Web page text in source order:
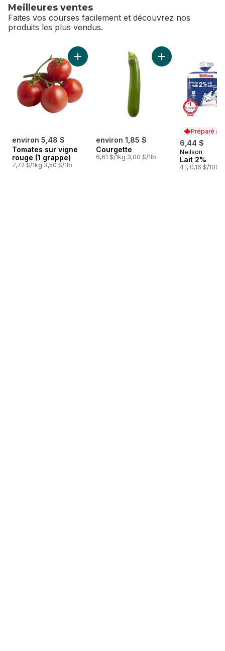
Meilleures ventes
Faites vos courses facilement et découvrez nos
produits les plus vendus.
sauter Meilleures ventes
environ 5,48 $
Tomates sur vigne
rouge (1 grappe)
7,72 $/1kg 3,50 $/1lb
Ajouter Tomates sur vigne rouge (1 grappe)
environ 1,85 $
Courgette
6,61 $/1kg 3,00 $/1lb
Ajouter Courgette
Préparé au
6,44 $
Préparé au
Neilson
Lait 2%
4 l, 0,16 $/